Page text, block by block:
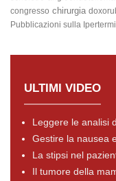
congresso chirurgia
Pubblicazioni sulla
ULTIMI VIDEO
Leggere le analisi
Gestire la nausea
La stipsi nel
Il tumore della